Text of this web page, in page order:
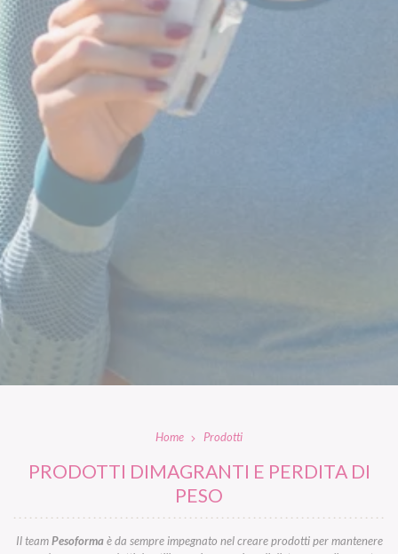
Home Prodotti
PRODOTTI DIMAGRANTI E PERDITA DI
PESO
Il teamPesoformaè da sempre impegnato nel creare prodotti per mantenere